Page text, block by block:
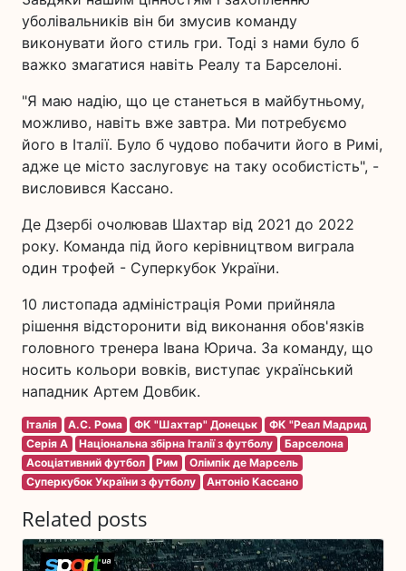
уболівальників він би змусив команду
виконувати його стиль гри. Тоді з нами було б
важко змагатися навіть Реалу та Барселоні.
"Я маю надію, що це станеться в майбутньому,
можливо, навіть вже завтра. Ми потребуємо
його в Італії. Було б чудово побачити його в Римі,
адже це місто заслуговує на таку особистість", -
висловився Кассано.
Де Дзербі очолював Шахтар від 2021 до 2022
року. Команда під його керівництвом виграла
один трофей - Суперкубок України.
10 листопада адміністрація Роми прийняла
рішення відсторонити від виконання обов'язків
головного тренера Івана Юрича. За команду, що
носить кольори вовків, виступає український
нападник Артем Довбик.
Італія А.С. Рома ФК "Шахтар" Донецьк
ФК "Реал Мадрид
Серія A
Національна збірна Італії з футболу
Барселона
Асоціативний футбол
Рим
Олімпік де Марсель
Суперкубок України з футболу
Антоніо Кассано
Related posts